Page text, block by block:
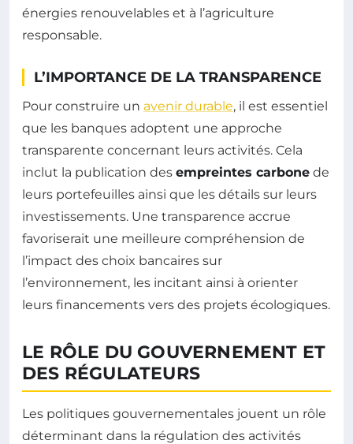
énergies renouvelables et à l’agriculture
responsable.
L’IMPORTANCE DE LA TRANSPARENCE
Pour construire un avenir durable, il est essentiel
que les banques adoptent une approche
transparente concernant leurs activités. Cela
inclut la publication des empreintes carbone de
leurs portefeuilles ainsi que les détails sur leurs
investissements. Une transparence accrue
favoriserait une meilleure compréhension de
l’impact des choix bancaires sur
l’environnement, les incitant ainsi à orienter
leurs financements vers des projets écologiques.
LE RÔLE DU GOUVERNEMENT ET
DES RÉGULATEURS
Les politiques gouvernementales jouent un rôle
déterminant dans la régulation des activités